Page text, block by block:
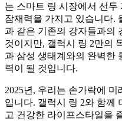
는 스마트 링 시장에서 선두
잠재력을 가지고 있습니다.
과 같은 기존의 강자들과의
것이지만, 갤럭시 링 2만의
과 삼성 생태계와의 완벽한
력이 될 것입니다.
2025년, 우리는 손가락에 미
입니다. 갤럭시 링 2와 함께
고 건강한 라이프스타일을